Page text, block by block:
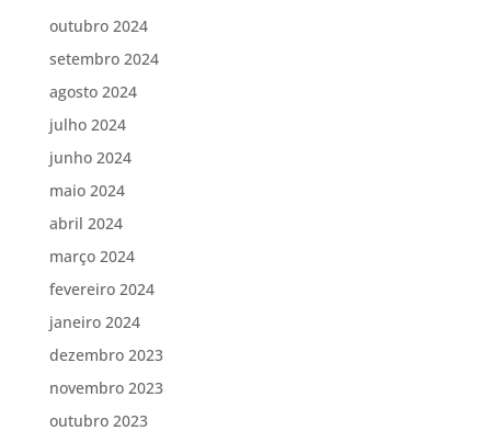
outubro 2024
setembro 2024
agosto 2024
julho 2024
junho 2024
maio 2024
abril 2024
março 2024
fevereiro 2024
janeiro 2024
dezembro 2023
novembro 2023
outubro 2023